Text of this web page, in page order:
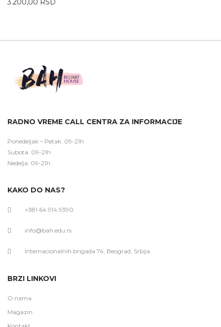
3.200,00 RSD
RADNO VREME CALL CENTRA ZA INFORMACIJE
Ponedeljak – Petak: 09-21h
Subota: 09-21h
Nedelja: 09-21h
KAKO DO NAS?
+381 64 914 9390
info@bah.edu.rs
Internacionalnih brigada 74, Beograd, Srbija
BRZI LINKOVI
O nama
Magazin